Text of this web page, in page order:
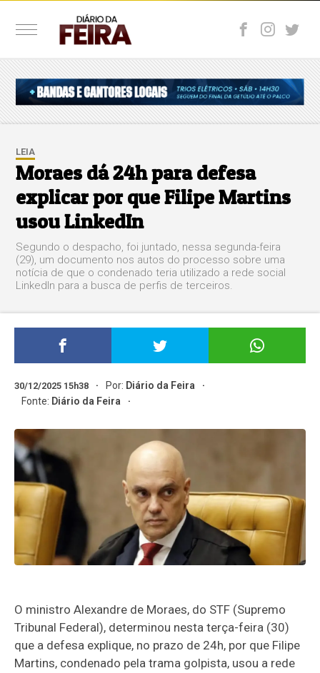
LEIA
Moraes dá 24h para defesa
explicar por que Filipe Martins
usou LinkedIn
Segundo o despacho, foi juntado, nessa segunda-feira
(29), um documento nos autos do processo sobre uma
notícia de que o condenado teria utilizado a rede social
LinkedIn para a busca de perfis de terceiros.
30/12/2025 15h38 Por: Diário da Feira
Fonte: Diário da Feira
O ministro Alexandre de Moraes, do STF (Supremo
Tribunal Federal), determinou nesta terça-feira (30)
que a defesa explique, no prazo de 24h, por que Filipe
Martins, condenado pela trama golpista, usou a rede